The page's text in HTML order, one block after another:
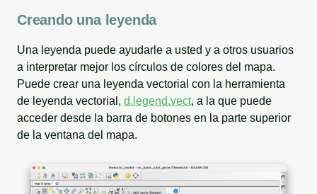
Creando una leyenda
Una leyenda puede ayudarle a usted y a otros usuarios
a interpretar mejor los círculos de colores del mapa.
Puede crear una leyenda vectorial con la herramienta
de leyenda vectorial, d.legend.vect, a la que puede
acceder desde la barra de botones en la parte superior
de la ventana del mapa.